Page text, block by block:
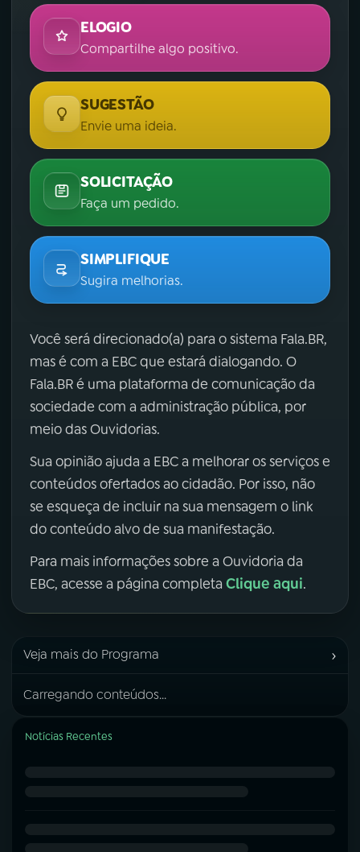
ELOGIO
Compartilhe algo positivo.
SUGESTÃO
Envie uma ideia.
SOLICITAÇÃO
Faça um pedido.
SIMPLIFIQUE
Sugira melhorias.
Você será direcionado(a) para o sistema Fala.BR,
mas é com a EBC que estará dialogando. O
Fala.BR é uma plataforma de comunicação da
sociedade com a administração pública, por
meio das Ouvidorias.
Sua opinião ajuda a EBC a melhorar os serviços e
conteúdos ofertados ao cidadão. Por isso, não
se esqueça de incluir na sua mensagem o link
do conteúdo alvo de sua manifestação.
Para mais informações sobre a Ouvidoria da
EBC, acesse a página completa Clique aqui.
Veja mais do Programa ›
Carregando conteúdos...
Notícias Recentes